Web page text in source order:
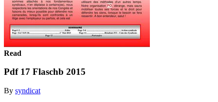
Read
Pdf 17 Flaschb 2015
By syndicat